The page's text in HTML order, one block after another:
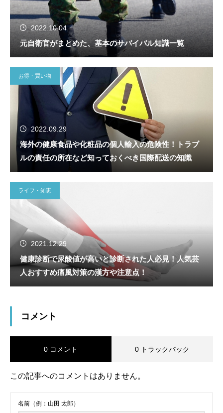
2022.10.04
元自衛官がまとめた、基本のサバイバル知識一覧
お得・買い物
2022.09.29
海外の健康食品や化粧品の個人輸入の危険性！トラブ
ルの責任の所在など知っておくべき国際配送の知識
ライフ・知恵
2021.12.29
健康診断で尿酸値が高いと診断された人必見！人気芸
人おすすめ痛風対策の漢方や注意点！
コメント
0 コメント 0 トラックバック
この記事へのコメントはありません。
名前（例：山田 太郎）